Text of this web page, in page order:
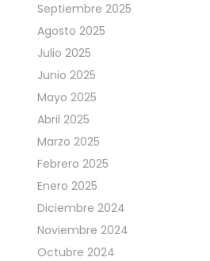
Septiembre 2025
Agosto 2025
Julio 2025
Junio 2025
Mayo 2025
Abril 2025
Marzo 2025
Febrero 2025
Enero 2025
Diciembre 2024
Noviembre 2024
Octubre 2024